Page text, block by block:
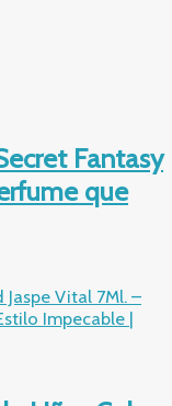
Fantasy
que